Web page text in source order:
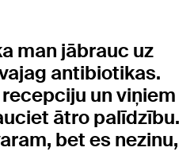
man jābrauc uz
antibiotikas.
un viņiem
ātro palīdzību.
bet es nezinu,